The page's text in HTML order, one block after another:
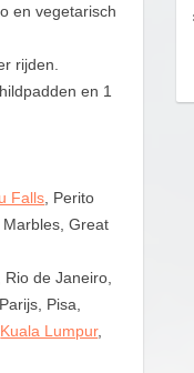
en vegetarisch
rijden.
en 1
Falls , Perito
Great
, Rio de Janeiro,
Pisa,
Kuala Lumpur,